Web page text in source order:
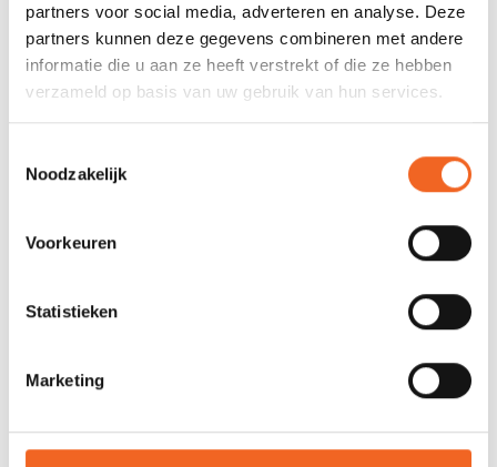
partners voor social media, adverteren en analyse. Deze
partners kunnen deze gegevens combineren met andere
informatie die u aan ze heeft verstrekt of die ze hebben
verzameld op basis van uw gebruik van hun services.
Noodzakelijk
Voorkeuren
Statistieken
Marketing
Nog niet gewaardeerd
0 sterren op basis van 0 beoordelingen
GERELATEERDE PRODUCTEN
VAAK GEKOCHT